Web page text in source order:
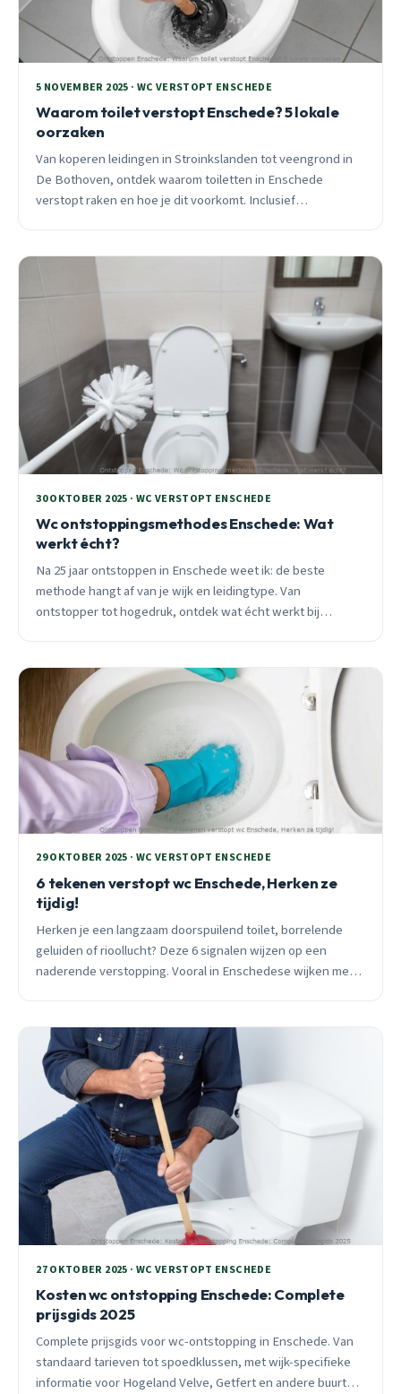
5 NOVEMBER 2025 · WC VERSTOPT ENSCHEDE
Waarom toilet verstopt Enschede? 5 lokale
oorzaken
Van koperen leidingen in Stroinkslanden tot veengrond in
De Bothoven, ontdek waarom toiletten in Enschede
verstopt raken en hoe je dit voorkomt. Inclusief
30 OKTOBER 2025 · WC VERSTOPT ENSCHEDE
Wc ontstoppingsmethodes Enschede: Wat
werkt écht?
Na 25 jaar ontstoppen in Enschede weet ik: de beste
methode hangt af van je wijk en leidingtype. Van
ontstopper tot hogedruk, ontdek wat écht werkt bij
29 OKTOBER 2025 · WC VERSTOPT ENSCHEDE
6 tekenen verstopt wc Enschede, Herken ze
tijdig!
Herken je een langzaam doorspuilend toilet, borrelende
geluiden of rioollucht? Deze 6 signalen wijzen op een
naderende verstopping. Vooral in Enschedese wijken met
27 OKTOBER 2025 · WC VERSTOPT ENSCHEDE
Kosten wc ontstopping Enschede: Complete
prijsgids 2025
Complete prijsgids voor wc-ontstopping in Enschede. Van
standaard tarieven tot spoedklussen, met wijk-specifieke
informatie voor Hogeland Velve, Getfert en andere buurten.